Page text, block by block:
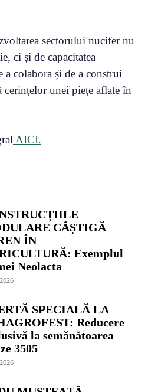
sectorului nucifer nu
ci și de capacitatea
colabora și de a construi
cerințelor unei piețe aflate în
AICI.
CÂȘTIGĂ
ÎN
Exemplul
Neolacta
SPECIALĂ LA
Reducere
la semănătoarea
3505